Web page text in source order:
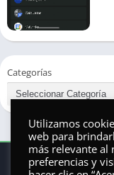
Categorías
© 2025 - Derechos
Utilizamos
web para
más relevante al
preferencias y